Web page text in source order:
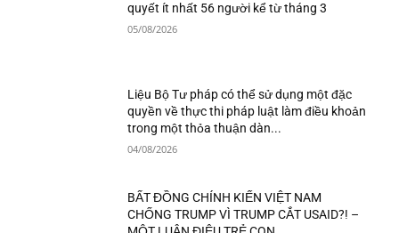
quyết ít nhất 56 người kể từ tháng 3
05/08/2026
Liệu Bộ Tư pháp có thể sử dụng một đặc
quyền về thực thi pháp luật làm điều khoản
trong một thỏa thuận dàn...
04/08/2026
BẤT ĐỒNG CHÍNH KIẾN VIỆT NAM
CHỐNG TRUMP VÌ TRUMP CẮT USAID?! –